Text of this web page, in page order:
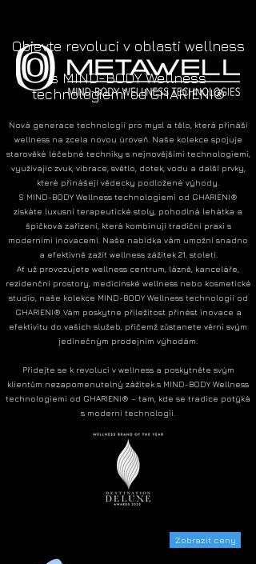
Objevte revoluci v oblasti wellness
s MIND-BODY Wellness
technologiemi od GHARIENI®
Nová generace technologií pro mysl a tělo, která přináší
wellness na zcela novou úroveň. Naše kolekce spojuje
starověké léčebné techniky s nejnovějšími technologiemi,
využívajíc zvuk, vibrace, světlo, dotek, vodu a další prvky,
které přinášejí vědecky podložené výhody.
S MIND-BODY Wellness technologiemi od GHARIENI®
získáte luxusní terapeutické stoly, pohodlná lehátka a
špičková zařízení, která kombinují tradiční praxi s
moderními inovacemi. Naše nabídka vám umožní snadno
a efektivně zažít wellness zážitek 21. století.
Ať už provozujete wellness centrum, lázně, kanceláře,
rezidenční prostory, medicínské wellness nebo kosmetické
studio, naše kolekce MIND-BODY Wellness technologií od
GHARIENI® Vám poskytne příležitost přinést inovace a
efektivitu do vašich služeb, přičemž zůstanete věrni svým
jedinečným prodejním výhodám.
Přidejte se k revoluci v wellness a poskytněte svým
klientům nezapomenutelný zážitek s MIND-BODY Wellness
technologiemi od GHARIENI® – tam, kde se tradice potýká
s moderní technologií.
Zobrazit ceny